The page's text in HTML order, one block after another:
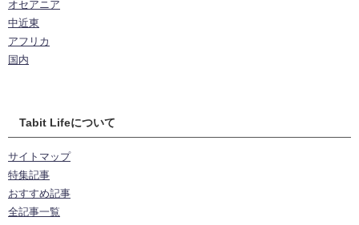
オセアニア
中近東
アフリカ
国内
Tabit Lifeについて
サイトマップ
特集記事
おすすめ記事
全記事一覧